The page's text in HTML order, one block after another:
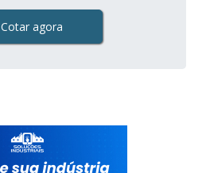
Cotar agora